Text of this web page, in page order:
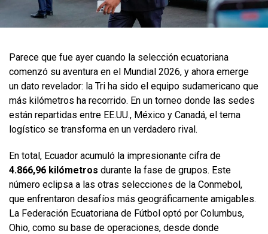
Parece que fue ayer cuando la selección ecuatoriana
comenzó su aventura en el Mundial 2026, y ahora emerge
un dato revelador: la Tri ha sido el equipo sudamericano que
más kilómetros ha recorrido. En un torneo donde las sedes
están repartidas entre EE.UU., México y Canadá, el tema
logístico se transforma en un verdadero rival.
En total, Ecuador acumuló la impresionante cifra de
4.866,96 kilómetros durante la fase de grupos. Este
número eclipsa a las otras selecciones de la Conmebol,
que enfrentaron desafíos más geográficamente amigables.
La Federación Ecuatoriana de Fútbol optó por Columbus,
Ohio, como su base de operaciones, desde donde